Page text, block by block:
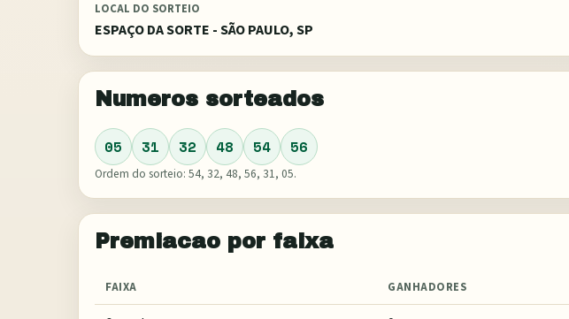
LOCAL DO SORTEIO
ESPAÇO DA SORTE - SÃO PAULO, SP
Numeros sorteados
05 31 32 48 54 56
Ordem do sorteio: 54, 32, 48, 56, 31, 05.
Premiacao por faixa
FAIXA GANHADORES